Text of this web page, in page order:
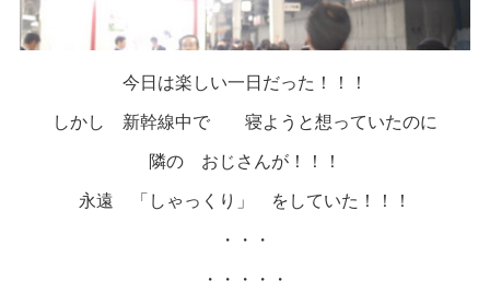
今日は楽しい一日だった！！！
しかし 新幹線中で 寝ようと想っていたのに
隣の おじさんが！！！
永遠 「しゃっくり」 をしていた！！！
・・・
・・・・・